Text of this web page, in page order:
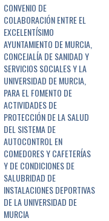
CONVENIO DE
COLABORACIÓN ENTRE EL
EXCELENTÍSIMO
AYUNTAMIENTO DE MURCIA,
CONCEJALÍA DE SANIDAD Y
SERVICIOS SOCIALES Y LA
UNIVERSIDAD DE MURCIA,
PARA EL FOMENTO DE
ACTIVIDADES DE
PROTECCIÓN DE LA SALUD
DEL SISTEMA DE
AUTOCONTROL EN
COMEDORES Y CAFETERÍAS
Y DE CONDICIONES DE
SALUBRIDAD DE
INSTALACIONES DEPORTIVAS
DE LA UNIVERSIDAD DE
MURCIA